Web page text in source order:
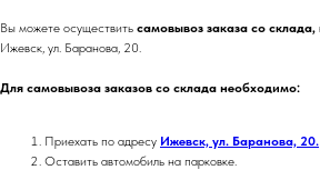
Вы можете осуществить самовывоз заказа со склада,
Ижевск, ул. Баранова, 20.
Для самовывоза заказов со склада необходимо:
Приехать по адресу Ижевск, ул. Баранова, 20.
Оставить автомобиль на парковке.